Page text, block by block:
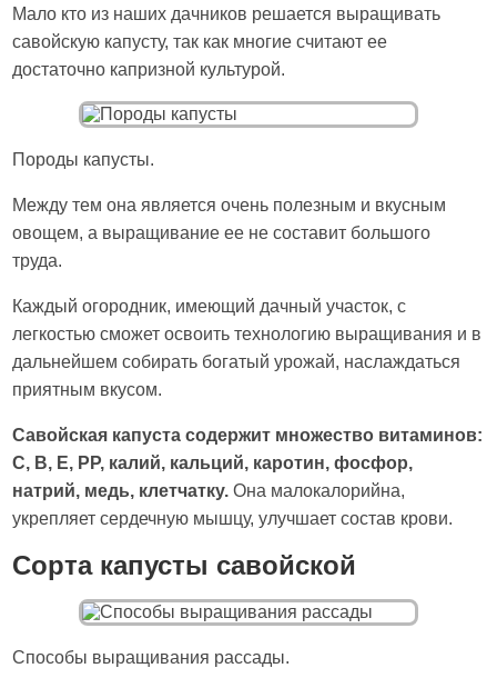
Мало кто из наших дачников решается выращивать
савойскую капусту, так как многие считают ее
достаточно капризной культурой.
Породы капусты.
Между тем она является очень полезным и вкусным
овощем, а выращивание ее не составит большого
труда.
Каждый огородник, имеющий дачный участок, с
легкостью сможет освоить технологию выращивания и в
дальнейшем собирать богатый урожай, наслаждаться
приятным вкусом.
Савойская капуста содержит множество витаминов:
С, В, Е, РР, калий, кальций, каротин, фосфор,
натрий, медь, клетчатку.Она малокалорийна,
укрепляет сердечную мышцу, улучшает состав крови.
Сорта капусты савойской
Способы выращивания рассады.